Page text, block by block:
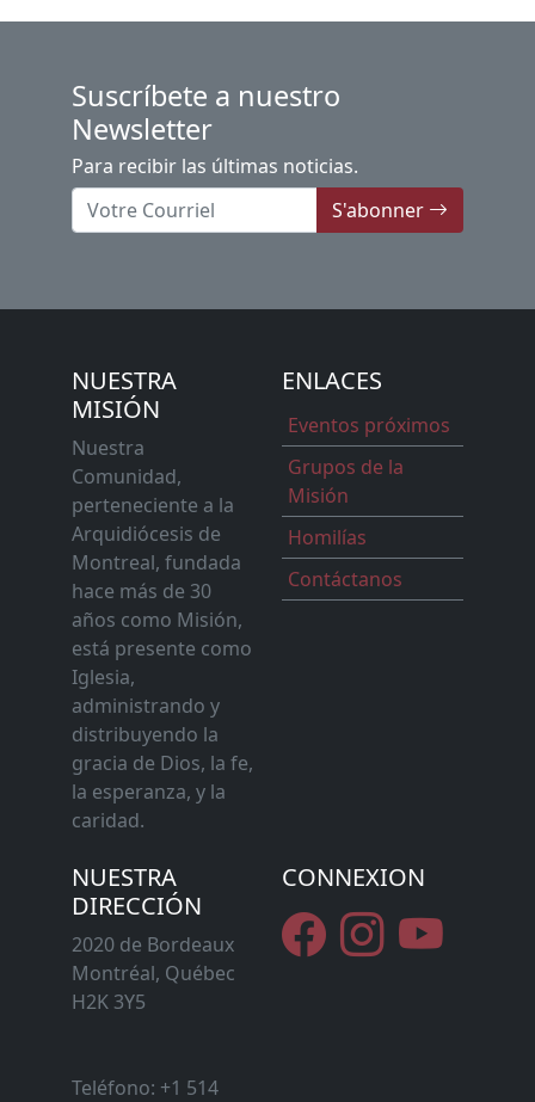
Suscríbete a nuestro
Newsletter
Para recibir las últimas noticias.
S'abonner
NUESTRA
MISIÓN
Nuestra
Comunidad,
perteneciente a la
Arquidiócesis de
Montreal, fundada
hace más de 30
años como Misión,
está presente como
Iglesia,
administrando y
distribuyendo la
gracia de Dios, la fe,
la esperanza, y la
caridad.
ENLACES
Eventos próximos
Grupos de la
Misión
Homilías
Contáctanos
NUESTRA
DIRECCIÓN
2020 de Bordeaux
Montréal, Québec
H2K 3Y5
Teléfono: +1 514
CONNEXION